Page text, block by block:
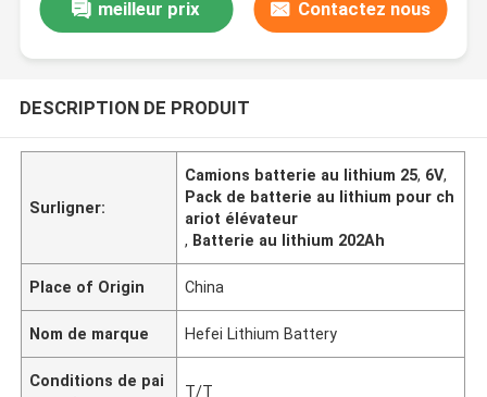
meilleur prix Contactez nous
DESCRIPTION DE PRODUIT
Surligner:
Camions batterie au lithium 25, 6V,
Pack de batterie au lithium pour ch
ariot élévateur
, Batterie au lithium 202Ah
Place of Origin China
Nom de marque Hefei Lithium Battery
Conditions de pai
T/T